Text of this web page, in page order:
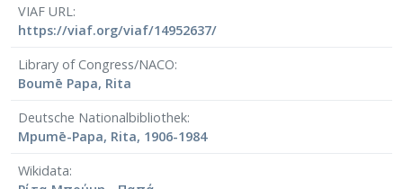
VIAF URL
https://viaf.org/viaf/14952637/
Library of Congress/NACO
Boumē Papa, Rita
Deutsche Nationalbibliothek
Mpumē-Papa, Rita, 1906-1984
Wikidata